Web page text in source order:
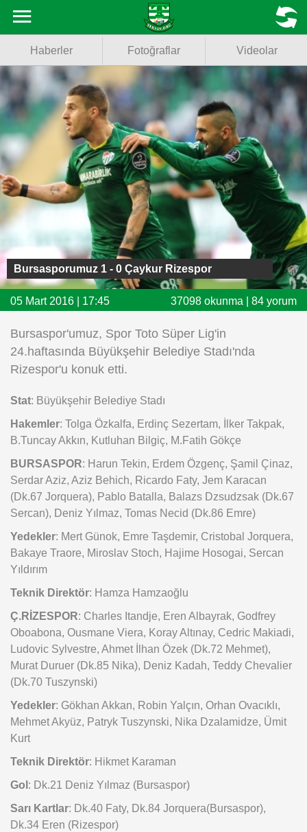
Fotoğraflar
Videolar
Basketbol
Voleybol
Puan Durumu
Fikstür
Facebook
Twitter
Instagram
Android
iOS
MENU
Haberler Fotoğraflar Videolar
Bursasporumuz 1 - 0 Çaykur Rizespor
05 Mart 2016 | 17:45 37098 okunma | 84 yorum
Bursaspor'umuz, Spor Toto Süper Lig'in
24.haftasında Büyükşehir Belediye Stadı'nda
Rizespor'u konuk etti.
Stat: Büyükşehir Belediye Stadı
Hakemler: Tolga Özkalfa, Erdinç Sezertam, İlker Takpak,
B.Tuncay Akkın, Kutluhan Bilgiç, M.Fatih Gökçe
BURSASPOR: Harun Tekin, Erdem Özgenç, Şamil Çinaz,
Serdar Aziz, Aziz Behich, Ricardo Faty, Jem Karacan
(Dk.67 Jorquera), Pablo Batalla, Balazs Dzsudzsak (Dk.67
Sercan), Deniz Yılmaz, Tomas Necid (Dk.86 Emre)
Yedekler: Mert Günok, Emre Taşdemir, Cristobal Jorquera,
Bakaye Traore, Miroslav Stoch, Hajime Hosogai, Sercan
Yıldırım
Teknik Direktör: Hamza Hamzaoğlu
Ç.RİZESPOR: Charles Itandje, Eren Albayrak, Godfrey
Oboabona, Ousmane Viera, Koray Altınay, Cedric Makiadi,
Ludovic Sylvestre, Ahmet İlhan Özek (Dk.72 Mehmet),
Murat Duruer (Dk.85 Nika), Deniz Kadah, Teddy Chevalier
(Dk.70 Tuszynski)
Yedekler: Gökhan Akkan, Robin Yalçın, Orhan Ovacıklı,
Mehmet Akyüz, Patryk Tuszynski, Nika Dzalamidze, Ümit
Kurt
Teknik Direktör: Hikmet Karaman
Gol: Dk.21 Deniz Yılmaz (Bursaspor)
Sarı Kartlar: Dk.40 Faty, Dk.84 Jorquera(Bursaspor),
Dk.34 Eren (Rizespor)